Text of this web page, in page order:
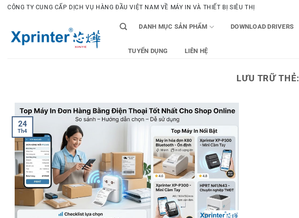
Bỏ
dung
CÔNG TY CUNG CẤP DỊCH VỤ HÀNG ĐẦU VIỆT NAM VỀ MÁY IN VÀ THIẾT BỊ SIÊU THỊ
DANH MỤC SẢN PHẨM DOWNLOAD DRIVERS
TUYỂN DỤNG LIÊN HỆ
LƯU TRỮ THẺ:
24
Th4